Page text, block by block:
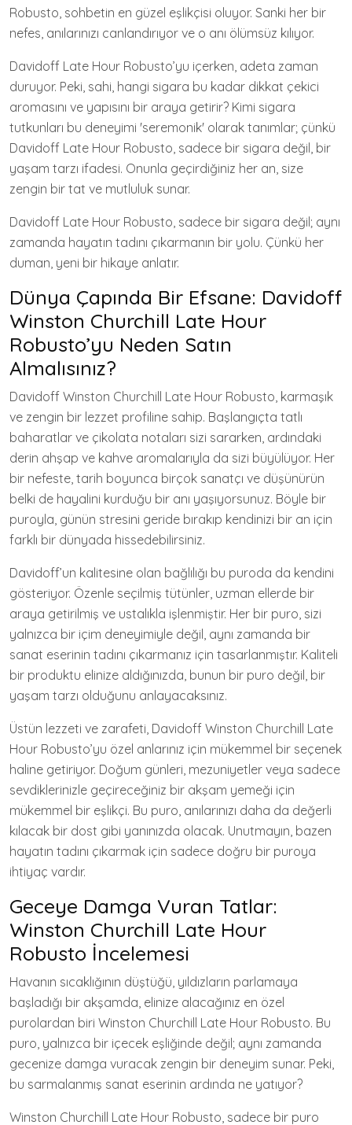
Robusto, sohbetin en güzel eşlikçisi oluyor. Sanki her bir
nefes, anılarınızı canlandırıyor ve o anı ölümsüz kılıyor.
Davidoff Late Hour Robusto’yu içerken, adeta zaman
duruyor. Peki, sahi, hangi sigara bu kadar dikkat çekici
aromasını ve yapısını bir araya getirir? Kimi sigara
tutkunları bu deneyimi 'seremonik' olarak tanımlar; çünkü
Davidoff Late Hour Robusto, sadece bir sigara değil, bir
yaşam tarzı ifadesi. Onunla geçirdiğiniz her an, size
zengin bir tat ve mutluluk sunar.
Davidoff Late Hour Robusto, sadece bir sigara değil; aynı
zamanda hayatın tadını çıkarmanın bir yolu. Çünkü her
duman, yeni bir hikaye anlatır.
Dünya Çapında Bir Efsane: Davidoff
Winston Churchill Late Hour
Robusto’yu Neden Satın
Almalısınız?
Davidoff Winston Churchill Late Hour Robusto, karmaşık
ve zengin bir lezzet profiline sahip. Başlangıçta tatlı
baharatlar ve çikolata notaları sizi sararken, ardındaki
derin ahşap ve kahve aromalarıyla da sizi büyülüyor. Her
bir nefeste, tarih boyunca birçok sanatçı ve düşünürün
belki de hayalini kurduğu bir anı yaşıyorsunuz. Böyle bir
puroyla, günün stresini geride bırakıp kendinizi bir an için
farklı bir dünyada hissedebilirsiniz.
Davidoff’un kalitesine olan bağlılığı bu puroda da kendini
gösteriyor. Özenle seçilmiş tütünler, uzman ellerde bir
araya getirilmiş ve ustalıkla işlenmiştir. Her bir puro, sizi
yalnızca bir içim deneyimiyle değil, aynı zamanda bir
sanat eserinin tadını çıkarmanız için tasarlanmıştır. Kaliteli
bir produktu elinize aldığınızda, bunun bir puro değil, bir
yaşam tarzı olduğunu anlayacaksınız.
Üstün lezzeti ve zarafeti, Davidoff Winston Churchill Late
Hour Robusto’yu özel anlarınız için mükemmel bir seçenek
haline getiriyor. Doğum günleri, mezuniyetler veya sadece
sevdiklerinizle geçireceğiniz bir akşam yemeği için
mükemmel bir eşlikçi. Bu puro, anılarınızı daha da değerli
kılacak bir dost gibi yanınızda olacak. Unutmayın, bazen
hayatın tadını çıkarmak için sadece doğru bir puroya
ihtiyaç vardır.
Geceye Damga Vuran Tatlar:
Winston Churchill Late Hour
Robusto İncelemesi
Havanın sıcaklığının düştüğü, yıldızların parlamaya
başladığı bir akşamda, elinize alacağınız en özel
purolardan biri Winston Churchill Late Hour Robusto. Bu
puro, yalnızca bir içecek eşliğinde değil; aynı zamanda
gecenize damga vuracak zengin bir deneyim sunar. Peki,
bu sarmalanmış sanat eserinin ardında ne yatıyor?
Winston Churchill Late Hour Robusto, sadece bir puro